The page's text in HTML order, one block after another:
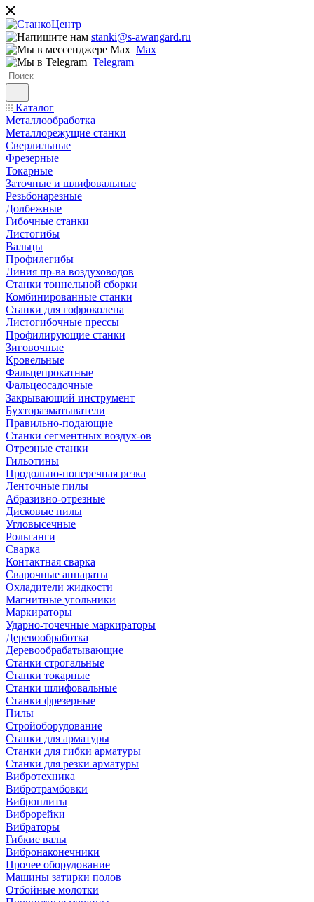
stanki@s-awangard.ru
Max
Telegram
Каталог
Металлообработка
Металлорежущие станки
Сверлильные
Фрезерные
Токарные
Заточные и шлифовальные
Резьбонарезные
Долбежные
Гибочные станки
Листогибы
Вальцы
Профилегибы
Линия пр-ва воздуховодов
Станки тоннельной сборки
Комбинированные станки
Станки для гофроколена
Листогибочные прессы
Профилирующие станки
Зиговочные
Кровельные
Фальцепрокатные
Фальцеосадочные
Закрывающий инструмент
Бухторазматыватели
Правильно-подающие
Станки сегментных воздух-ов
Отрезные станки
Гильотины
Продольно-поперечная резка
Ленточные пилы
Абразивно-отрезные
Дисковые пилы
Угловысечные
Рольганги
Сварка
Контактная сварка
Сварочные аппараты
Охладители жидкости
Магнитные угольники
Маркираторы
Ударно-точечные маркираторы
Деревообработка
Деревообрабатывающие
Станки строгальные
Станки токарные
Станки шлифовальные
Станки фрезерные
Пилы
Стройоборудование
Станки для арматуры
Станки для гибки арматуры
Станки для резки арматуры
Вибротехника
Вибротрамбовки
Виброплиты
Виброрейки
Вибраторы
Гибкие валы
Вибронаконечники
Прочее оборудование
Машины затирки полов
Отбойные молотки